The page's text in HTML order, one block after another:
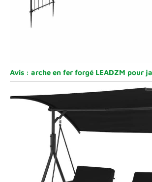
Avis : arche en fer forgé LEADZM pour